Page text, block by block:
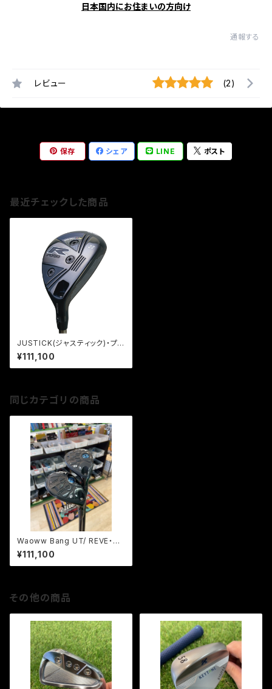
日本国内にお住まいの方向け
通報する
レビュー (2)
保存 シェア LINE ポスト
最近チェックした商品
JUSTICK(ジャスティック)・プ
ロシード ダブルR SB UT / RE
VE・リボルバーFU（ヘッドカバー
別売り）
¥111,100
同じカテゴリの商品
Waoww Bang UT/ REVE・リ
ボルバーFU（ヘッドカバー付き）
¥111,100
その他の商品